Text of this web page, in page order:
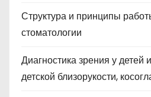
Структура и принципы
стоматологии
Диагностика зрения у детей
детской близорукости,